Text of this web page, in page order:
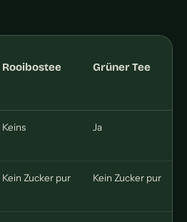
Rooibostee Grüner Tee
Keins Ja
Kein Zucker pur Kein Zucker pur